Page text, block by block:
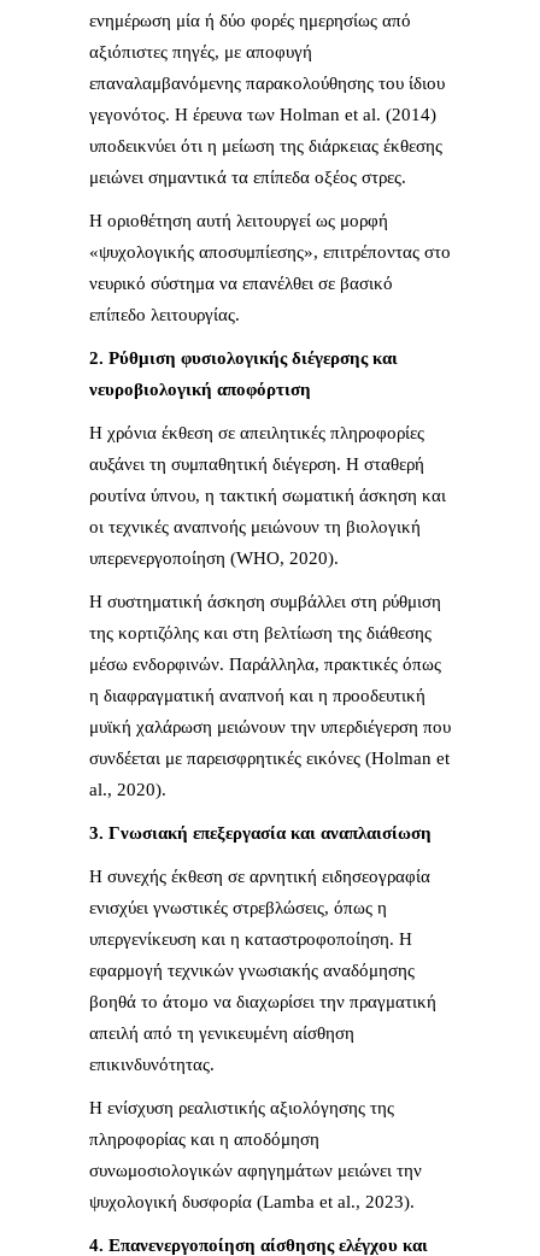
ενημέρωση μία ή δύο φορές ημερησίως από
αξιόπιστες πηγές, με αποφυγή
επαναλαμβανόμενης παρακολούθησης του ίδιου
γεγονότος. Η έρευνα των Holman et al. (2014)
υποδεικνύει ότι η μείωση της διάρκειας έκθεσης
μειώνει σημαντικά τα επίπεδα οξέος στρες.
Η οριοθέτηση αυτή λειτουργεί ως μορφή
«ψυχολογικής αποσυμπίεσης», επιτρέποντας στο
νευρικό σύστημα να επανέλθει σε βασικό
επίπεδο λειτουργίας.
2. Ρύθμιση φυσιολογικής διέγερσης και
νευροβιολογική αποφόρτιση
Η χρόνια έκθεση σε απειλητικές πληροφορίες
αυξάνει τη συμπαθητική διέγερση. Η σταθερή
ρουτίνα ύπνου, η τακτική σωματική άσκηση και
οι τεχνικές αναπνοής μειώνουν τη βιολογική
υπερενεργοποίηση (WHO, 2020).
Η συστηματική άσκηση συμβάλλει στη ρύθμιση
της κορτιζόλης και στη βελτίωση της διάθεσης
μέσω ενδορφινών. Παράλληλα, πρακτικές όπως
η διαφραγματική αναπνοή και η προοδευτική
μυϊκή χαλάρωση μειώνουν την υπερδιέγερση που
συνδέεται με παρεισφρητικές εικόνες (Holman et
al., 2020).
3. Γνωσιακή επεξεργασία και αναπλαισίωση
Η συνεχής έκθεση σε αρνητική ειδησεογραφία
ενισχύει γνωστικές στρεβλώσεις, όπως η
υπεργενίκευση και η καταστροφοποίηση. Η
εφαρμογή τεχνικών γνωσιακής αναδόμησης
βοηθά το άτομο να διαχωρίσει την πραγματική
απειλή από τη γενικευμένη αίσθηση
επικινδυνότητας.
Η ενίσχυση ρεαλιστικής αξιολόγησης της
πληροφορίας και η αποδόμηση
συνωμοσιολογικών αφηγημάτων μειώνει την
ψυχολογική δυσφορία (Lamba et al., 2023).
4. Επανενεργοποίηση αίσθησης ελέγχου και